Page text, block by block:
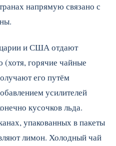
напрямую связано с
и США отдают
горячие чайные
его путём
усилителей
кусочков льда.
упакованных в пакеты
лимон. Холодный чай